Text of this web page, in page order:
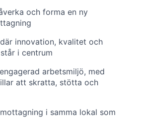
och forma en ny
innovation, kvalitet och
i centrum
arbetsmiljö, med
att skratta, stötta och
i samma lokal som